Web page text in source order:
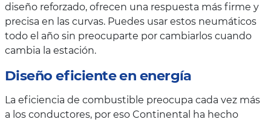
diseño reforzado, ofrecen una respuesta más firme y
precisa en las curvas. Puedes usar estos neumáticos
todo el año sin preocuparte por cambiarlos cuando
cambia la estación.
Diseño eficiente en energía
La eficiencia de combustible preocupa cada vez más
a los conductores, por eso Continental ha hecho